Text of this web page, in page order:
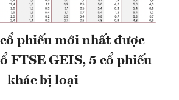
phiếu mới nhất được
FTSE GEIS, 5 cổ phiếu
khác bị loại